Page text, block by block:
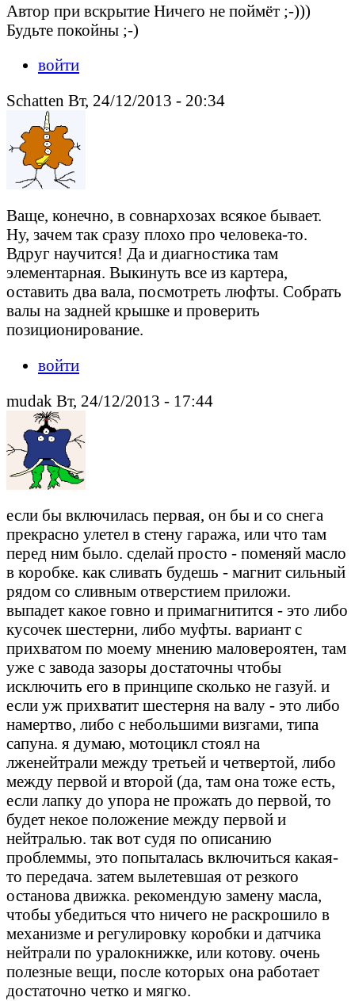
Автор при вскрытие Ничего не поймёт ;-)))
Будьте покойны ;-)
войти
Schatten Вт, 24/12/2013 - 20:34
Ваще, конечно, в совнархозах всякое бывает.
Ну, зачем так сразу плохо про человека-то.
Вдруг научится! Да и диагностика там
элементарная. Выкинуть все из картера,
оставить два вала, посмотреть люфты. Собрать
валы на задней крышке и проверить
позиционирование.
войти
mudak Вт, 24/12/2013 - 17:44
если бы включилась первая, он бы и со снега
прекрасно улетел в стену гаража, или что там
перед ним было. сделай просто - поменяй масло
в коробке. как сливать будешь - магнит сильный
рядом со сливным отверстием приложи.
выпадет какое говно и примагнитится - это либо
кусочек шестерни, либо муфты. вариант с
прихватом по моему мнению маловероятен, там
уже с завода зазоры достаточны чтобы
исключить его в принципе сколько не газуй. и
если уж прихватит шестерня на валу - это либо
намертво, либо с небольшими визгами, типа
сапуна. я думаю, мотоцикл стоял на
лженейтрали между третьей и четвертой, либо
между первой и второй (да, там она тоже есть,
если лапку до упора не прожать до первой, то
будет некое положение между первой и
нейтралью. так вот судя по описанию
проблеммы, это попыталась включиться какая-
то передача. затем вылетевшая от резкого
останова движка. рекомендую замену масла,
чтобы убедиться что ничего не раскрошило в
механизме и регулировку коробки и датчика
нейтрали по уралокнижке, или котову. очень
полезные вещи, после которых она работает
достаточно четко и мягко.